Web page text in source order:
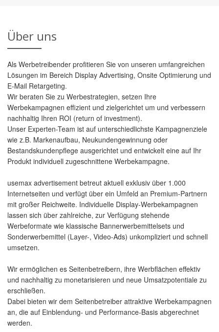
Über uns
Als Werbetreibender profitieren Sie von unseren umfangreichen
Lösungen im Bereich Display Advertising, Onsite Optimierung und
E-Mail Retargeting.
Wir beraten Sie zu Werbestrategien, setzen Ihre
Werbekampagnen effizient und zielgerichtet um und verbessern
nachhaltig Ihren ROI (return of investment).
Unser Experten-Team ist auf unterschiedlichste Kampagnenziele
wie z.B. Markenaufbau, Neukundengewinnung oder
Bestandskundenpflege ausgerichtet und entwickelt eine auf Ihr
Produkt individuell zugeschnittene Werbekampagne.
usemax advertisement betreut aktuell exklusiv über 1.000
Internetseiten und verfügt über ein Umfeld an Premium-Partnern
mit großer Reichweite. Individuelle Display-Werbekampagnen
lassen sich über zahlreiche, zur Verfügung stehende
Werbeformate wie klassische Bannerwerbemittelsets und
Sonderwerbemittel (Layer-, Video-Ads) unkompliziert und schnell
umsetzen.
Wir ermöglichen es Seitenbetreibern, ihre Werbflächen effektiv
und nachhaltig zu monetarisieren und neue Umsatzpotentiale zu
erschließen.
Dabei bieten wir dem Seitenbetreiber attraktive Werbekampagnen
an, die auf Einblendung- und Performance-Basis abgerechnet
werden.